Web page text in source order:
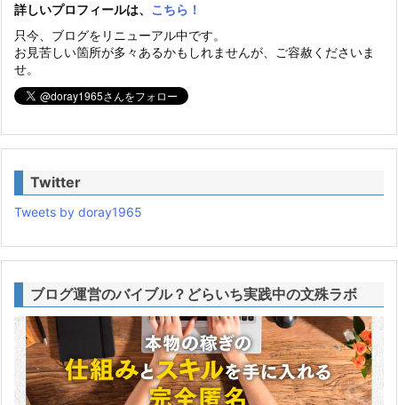
詳しいプロフィールは、 こちら！
只今、ブログをリニューアル中です。
お見苦しい箇所が多々あるかもしれませんが、ご容赦くださいま
せ。
Twitter
Tweets by doray1965
ブログ運営のバイブル？どらいち実践中の文殊ラボ